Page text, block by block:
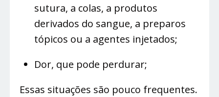
sutura, a colas, a produtos
derivados do sangue, a preparos
tópicos ou a agentes injetados;
Dor, que pode perdurar;
Essas situações são pouco frequentes.